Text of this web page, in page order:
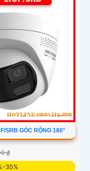
SRB GÓC RỘNG 180°
₫
35%